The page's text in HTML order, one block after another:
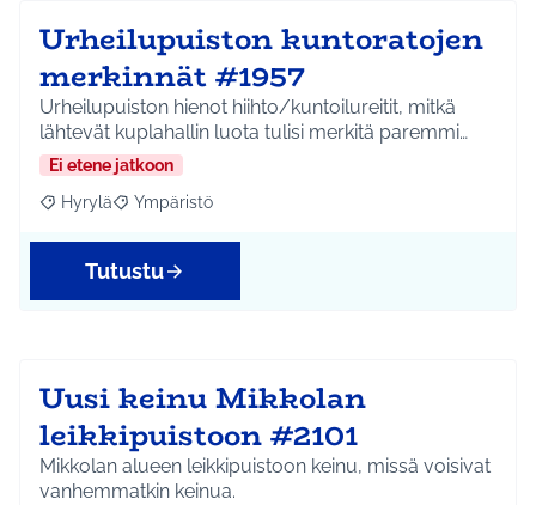
Urheilupuiston kuntoratojen
merkinnät #1957
Urheilupuiston hienot hiihto/kuntoilureitit, mitkä
lähtevät kuplahallin luota tulisi merkitä paremmi…
Ei etene jatkoon
Rajaa tulokset aihepiirin mukaan: Hyrylä
Hyrylä Rajaa tulokset teeman mukaan: Ympäristö
Ympäristö
Tutustu
Uusi keinu Mikkolan
leikkipuistoon #2101
Mikkolan alueen leikkipuistoon keinu, missä voisivat
vanhemmatkin keinua.